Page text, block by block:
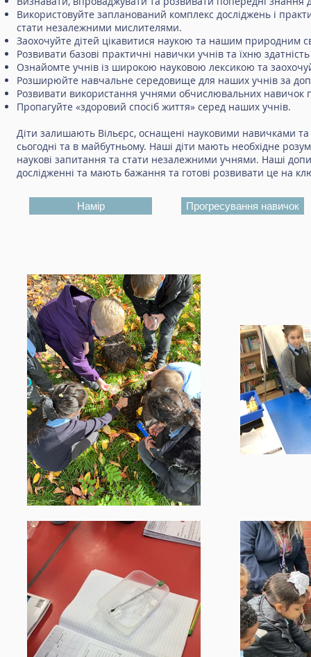
Використовуйте запланований комплекс досліджень і
стати незалежними мислителями.
Заохочуйте дітей цікавитися наукою та нашим природним
Розвивати базові практичні навички учнів та їхню
Ознайомте учнів із широкою науковою лексикою та
Розширюйте навчальне середовище для наших учнів за
Розвивати використання учнями обчислювальних навичок
Пропагуйте «здоровий спосіб життя» серед наших учнів.
Діти залишають Вільєрс, оснащені науковими навичками
сьогодні та в майбутньому. Наші діти мають необхідне
наукові запитання та стати незалежними учнями. Наші
дослідженні та мають бажання та готові розвивати це на
Намір Прогресування навичок